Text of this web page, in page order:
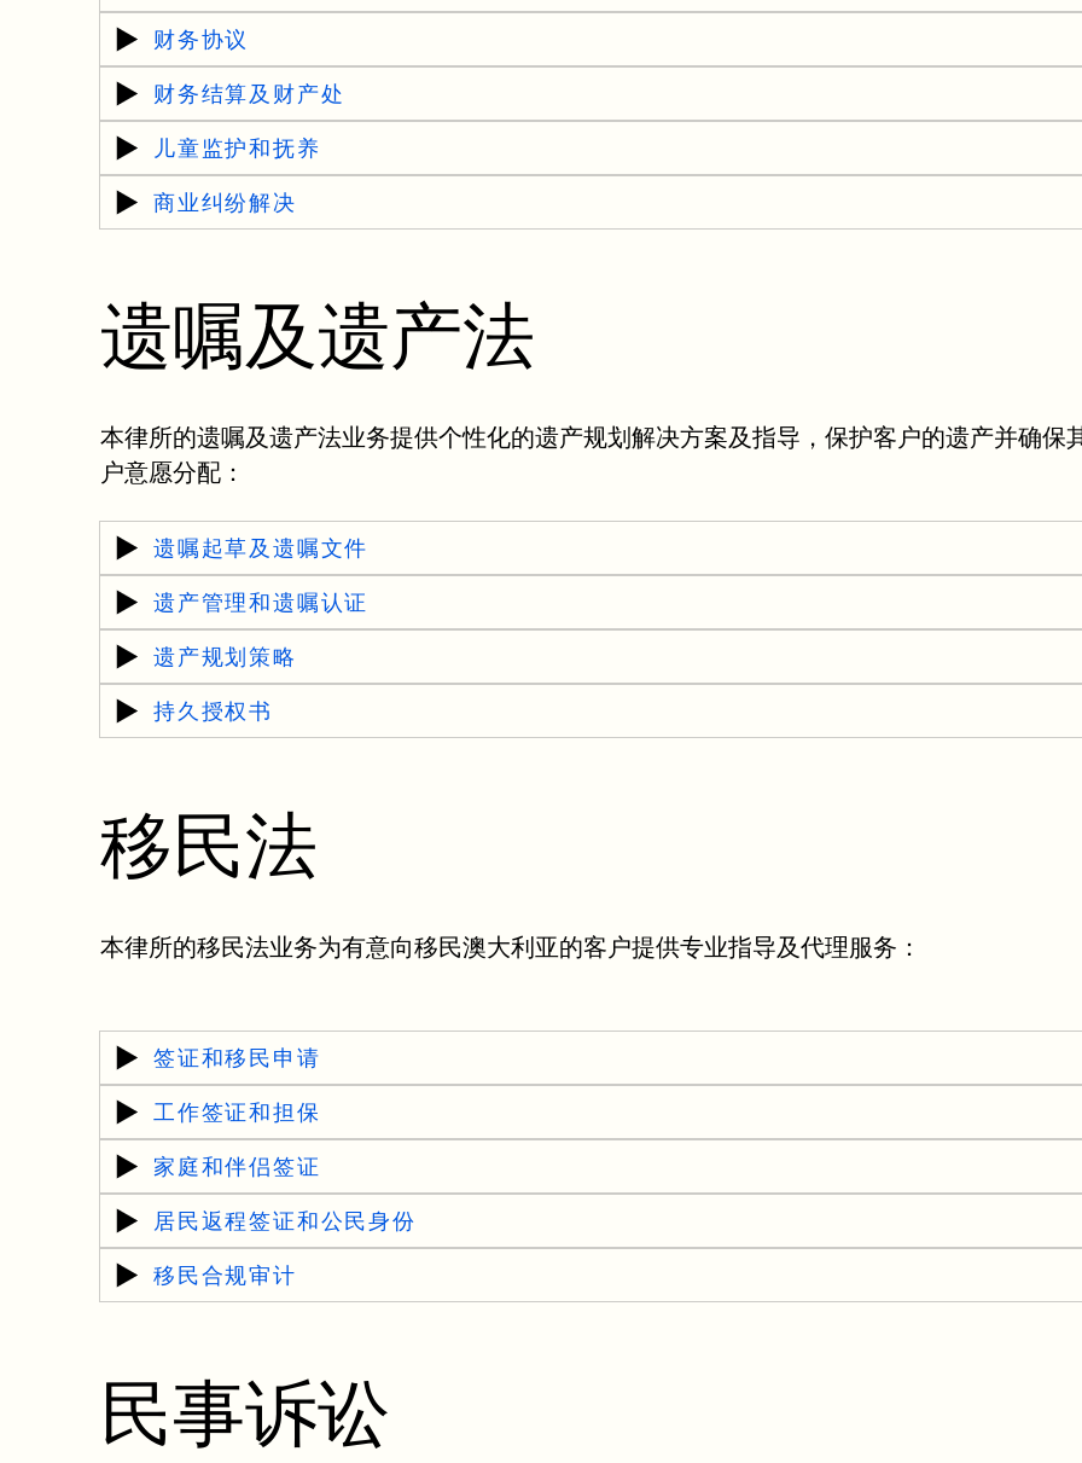
财务协议
财务结算及财产处
儿童监护和抚养
商业纠纷解决
遗嘱及遗产法
本律所的遗嘱及遗产法业务提供个性化的遗产规划解决方案及指导，保护客户的遗产并确保
户意愿分配：
遗嘱起草及遗嘱文件
遗产管理和遗嘱认证
遗产规划策略
持久授权书
移民法
本律所的移民法业务为有意向移民澳大利亚的客户提供专业指导及代理服务：
签证和移民申请
工作签证和担保
家庭和伴侣签证
居民返程签证和公民身份
移民合规审计
民事诉讼